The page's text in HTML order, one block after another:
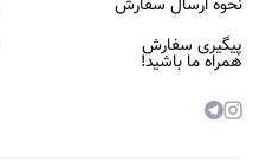
نحوه ارسال سفارش
پیگیری سفارش
همراه ما باشید!